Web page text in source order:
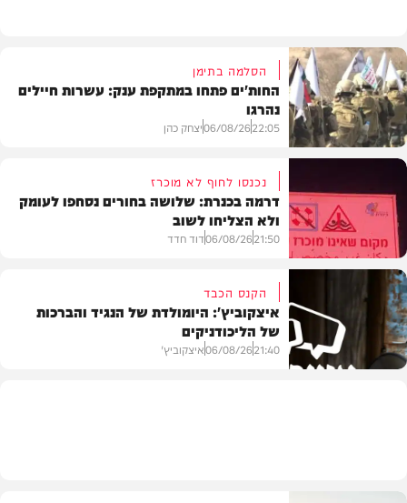
בעולם
הסלמה בתימן
החות'ים פתחו במתקפת ענק: עשרות חיילים
נהרגו
22:05
06/08/26יצחק כהן
בארץ
נכנסו לחוף לא מוכרז
דרמה בכנרת: שלושה בחורים נסחפו לעומק
ולא הצליחו לשוב
21:50
06/08/26דוד חדד
הקנס הכבד
איצקוביץ': היומולדת של הנגיד והברכות
של הליכודניקים
21:40
06/08/26איצקוביץ'